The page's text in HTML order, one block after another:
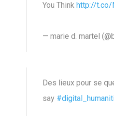
You Think http://t.co/
— marie d. martel
Des lieux pour se
say